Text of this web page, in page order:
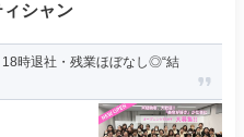
シャン
18時退社・残業ほぼなし◎“結